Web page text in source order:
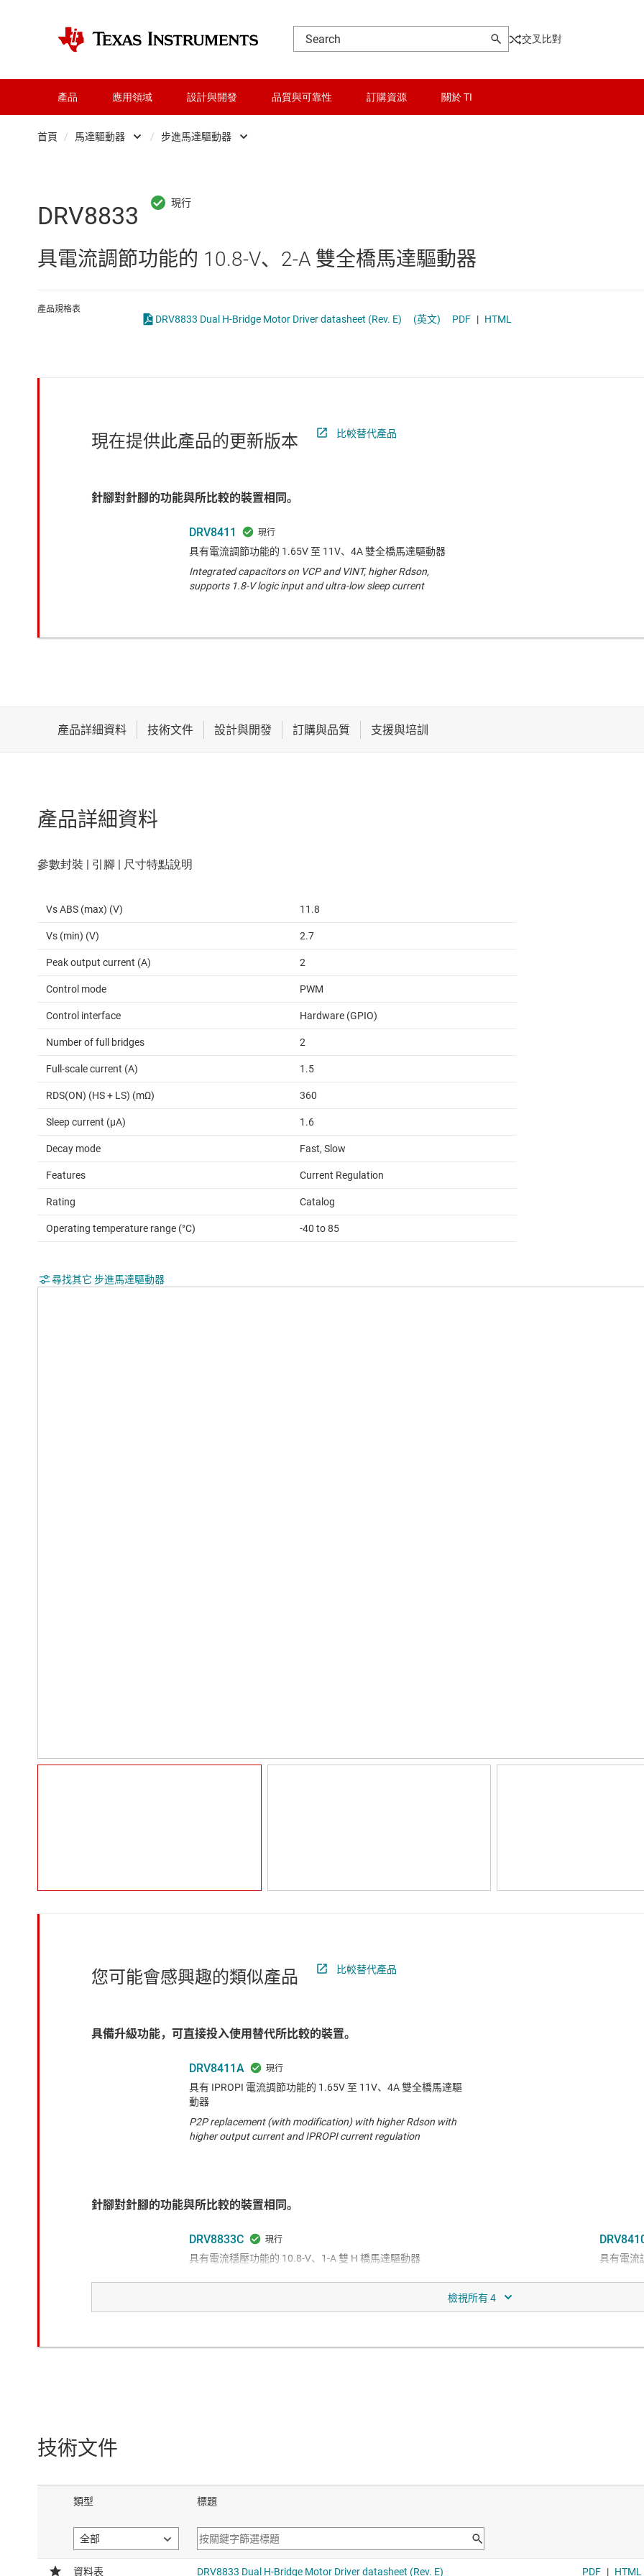
交叉比對
產品 應用領域 設計與開發 品質與可靠性 訂購資源 關於 TI
首頁 / 馬達驅動器
交換器與多工器
射頻 (RF) 與微波
感測器
邏輯和電壓轉換
電池管理 IC
/ 步進馬達驅動器
有刷 DC (BDC) 馬達驅動器
無刷 DC (BLDC) 馬達驅動器
DRV8833
具電流調節功能的 10.8-V、2-A 雙全橋馬達驅動器
產品規格表
DRV8833 Dual H-Bridge Motor Driver datasheet (Rev. E) (英文) PDF | HTML
現在提供此產品的更新版本 比較替代產品
針腳對針腳的功能與所比較的裝置相同。
DRV8411
具有電流調節功能的 1.65V 至 11V、4A 雙全橋馬達驅動器
Integrated capacitors on VCP and VINT, higher Rdson,
supports 1.8-V logic input and ultra-low sleep current
產品詳細資料
Vs ABS (max) (V) 11.8
Vs (min) (V) 2.7
Peak output current (A) 2
Control mode PWM
Control interface Hardware (GPIO)
Number of full bridges 2
Full-scale current (A) 1.5
RDS(ON) (HS + LS) (mΩ) 360
Sleep current (µA) 1.6
Decay mode Fast, Slow
Features Current Regulation
Rating Catalog
Operating temperature range (°C) -40 to 85
尋找其它 步進馬達驅動器
您可能會感興趣的類似產品 比較替代產品
具備升級功能，可直接投入使用替代所比較的裝置。
DRV8411A
具有 IPROPI 電流調節功能的 1.65V 至 11V、4A 雙全橋馬達驅
動器
P2P replacement (with modification) with higher Rdson with
higher output current and IPROPI current regulation
針腳對針腳的功能與所比較的裝置相同。
DRV8833C
具有電流穩壓功能的 10.8-V、1-A 雙 H 橋馬達驅動器
具有電流
DRV8847
技術文件